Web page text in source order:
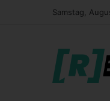
Samstag,